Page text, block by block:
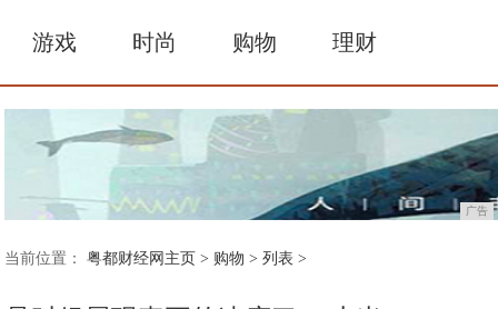
游戏 时尚 购物 理财
广告
当前位置： 粤都财经网主页 > 购物 > 列表 >